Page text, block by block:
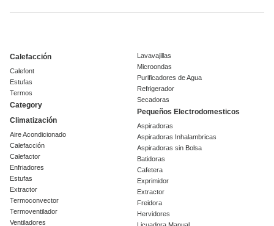
Calefacción
Calefont
Estufas
Termos
Category
Climatización
Aire Acondicionado
Calefacción
Calefactor
Enfriadores
Estufas
Extractor
Termoconvector
Termoventilador
Ventiladores
Lavavajillas
Microondas
Purificadores de Agua
Refrigerador
Secadoras
Pequeños Electrodomesticos
Aspiradoras
Aspiradoras Inhalambricas
Aspiradoras sin Bolsa
Batidoras
Cafetera
Exprimidor
Extractor
Freidora
Hervidores